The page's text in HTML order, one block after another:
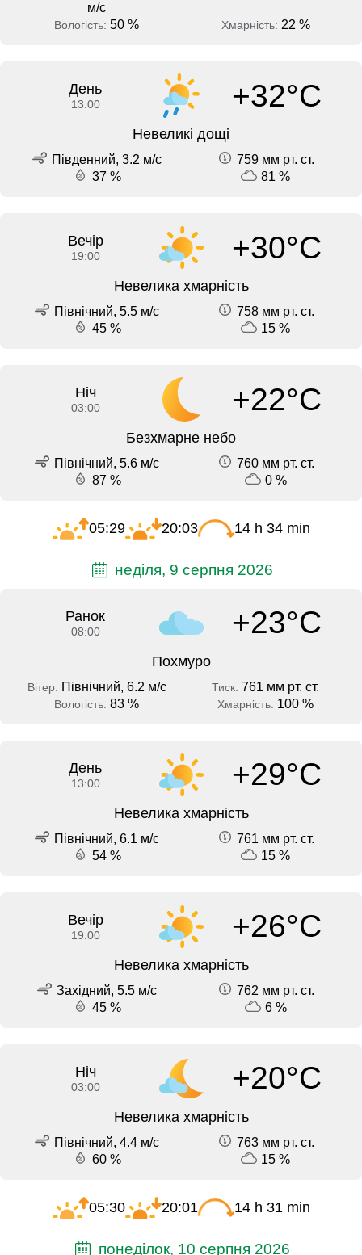
м/с
Вологість: 50 % Хмарність: 22 %
День
13:00 +32°C
Невеликі дощі
Південний, 3.2 м/с
759 мм рт. ст.
37 %
81 %
Вечір
19:00 +30°C
Невелика хмарність
Північний, 5.5 м/с
758 мм рт. ст.
45 %
15 %
Ніч
03:00 +22°C
Безхмарне небо
Північний, 5.6 м/с
760 мм рт. ст.
87 %
0 %
05:29 20:03 14 h 34 min
неділя, 9 серпня 2026
Ранок
08:00 +23°C
Похмуро
Вітер: Північний, 6.2 м/с Тиск: 761 мм рт. ст.
Вологість: 83 % Хмарність: 100 %
День
13:00 +29°C
Невелика хмарність
Північний, 6.1 м/с
761 мм рт. ст.
54 %
15 %
Вечір
19:00 +26°C
Невелика хмарність
Західний, 5.5 м/с
762 мм рт. ст.
45 %
6 %
Ніч
03:00 +20°C
Невелика хмарність
Північний, 4.4 м/с
763 мм рт. ст.
60 %
15 %
05:30 20:01 14 h 31 min
понеділок, 10 серпня 2026